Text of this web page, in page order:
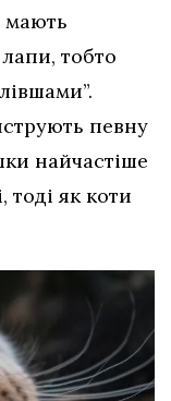
мають
тобто
певну
найчастіше
тоді як коти